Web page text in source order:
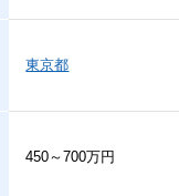
東京都
450～700万円